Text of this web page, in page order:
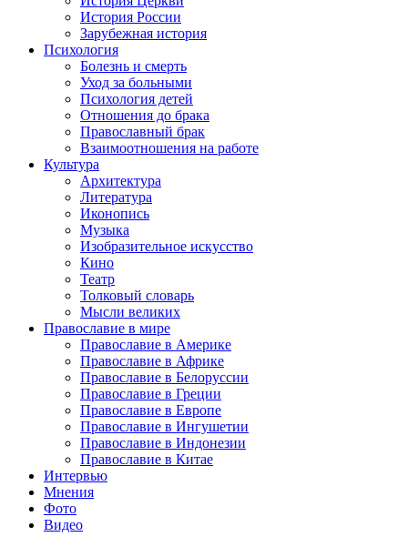
История России
Зарубежная история
Психология
Болезнь и смерть
Уход за больными
Психология детей
Отношения до брака
Православный брак
Взаимоотношения на работе
Культура
Архитектура
Литература
Иконопись
Музыка
Изобразительное искусство
Кино
Театр
Толковый словарь
Мысли великих
Православие в мире
Православие в Америке
Православие в Африке
Православие в Белоруссии
Православие в Греции
Православие в Европе
Православие в Ингушетии
Православие в Индонезии
Православие в Китае
Интервью
Мнения
Фото
Видео